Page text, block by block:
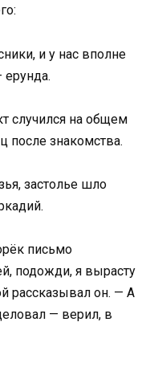
и у нас вполне
ерунда.
случился на общем
после знакомства.
застолье шло
письмо
подожди, я вырасту
рассказывал он. — А
— верил, в